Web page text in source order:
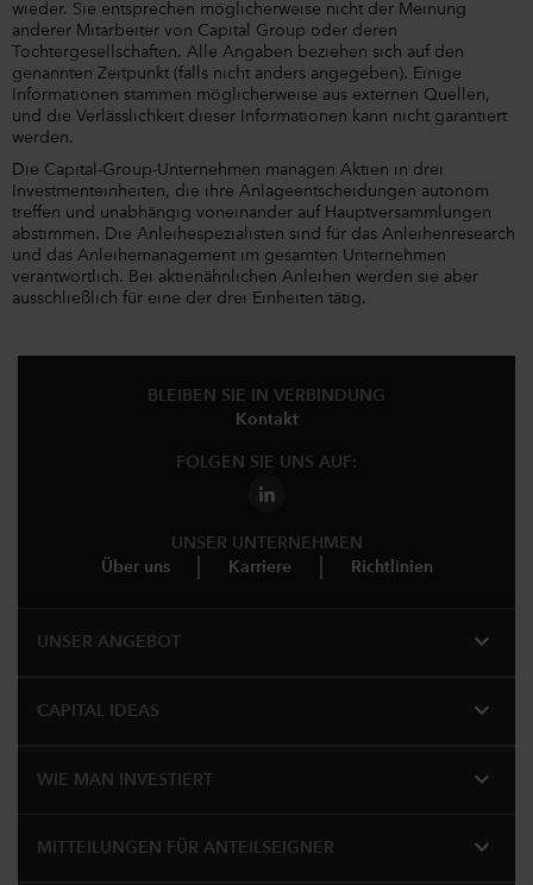
wieder. Sie entsprechen möglicherweise nicht der Meinung
anderer Mitarbeiter von Capital Group oder deren
Tochtergesellschaften. Alle Angaben beziehen sich auf den
genannten Zeitpunkt (falls nicht anders angegeben). Einige
Informationen stammen möglicherweise aus externen Quellen,
und die Verlässlichkeit dieser Informationen kann nicht garantiert
werden.
Die Capital-Group-Unternehmen managen Aktien in drei
Investmenteinheiten, die ihre Anlageentscheidungen autonom
treffen und unabhängig voneinander auf Hauptversammlungen
abstimmen. Die Anleihespezialisten sind für das Anleihenresearch
und das Anleihemanagement im gesamten Unternehmen
verantwortlich. Bei aktienähnlichen Anleihen werden sie aber
ausschließlich für eine der drei Einheiten tätig.
BLEIBEN SIE IN VERBINDUNG
Kontakt
FOLGEN SIE UNS AUF:
UNSER UNTERNEHMEN
Über uns
Karriere Richtlinien
UNSER ANGEBOT expand_more
CAPITAL IDEAS expand_more
WIE MAN INVESTIERT expand_more
MITTEILUNGEN FÜR ANTEILSEIGNER expand_more